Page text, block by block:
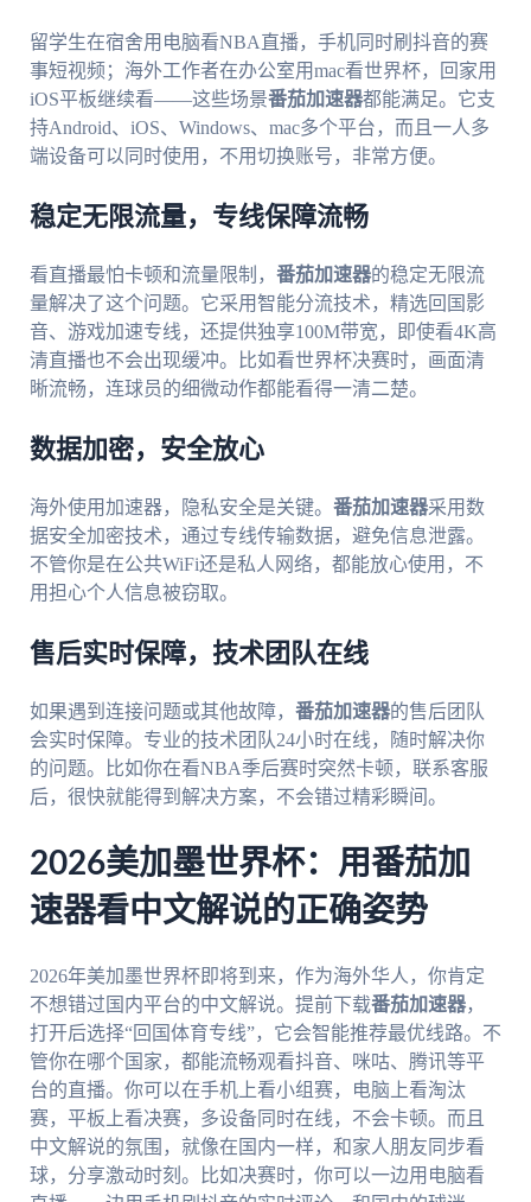
留学生在宿舍用电脑看NBA直播，手机同时刷抖音的赛
事短视频；海外工作者在办公室用mac看世界杯，回家用
iOS平板继续看——这些场景番茄加速器都能满足。它支
持Android、iOS、Windows、mac多个平台，而且一人多
端设备可以同时使用，不用切换账号，非常方便。
稳定无限流量，专线保障流畅
看直播最怕卡顿和流量限制， 番茄加速器的稳定无限流
量解决了这个问题。它采用智能分流技术，精选回国影
音、游戏加速专线，还提供独享100M带宽，即使看4K高
清直播也不会出现缓冲。比如看世界杯决赛时，画面清
晰流畅，连球员的细微动作都能看得一清二楚。
数据加密，安全放心
海外使用加速器，隐私安全是关键。 番茄加速器采用数
据安全加密技术，通过专线传输数据，避免信息泄露。
不管你是在公共WiFi还是私人网络，都能放心使用，不
用担心个人信息被窃取。
售后实时保障，技术团队在线
如果遇到连接问题或其他故障， 番茄加速器的售后团队
会实时保障。专业的技术团队24小时在线，随时解决你
的问题。比如你在看NBA季后赛时突然卡顿，联系客服
后，很快就能得到解决方案，不会错过精彩瞬间。
2026美加墨世界杯：用番茄加
速器看中文解说的正确姿势
2026年美加墨世界杯即将到来，作为海外华人，你肯定
不想错过国内平台的中文解说。提前下载番茄加速器，
打开后选择“回国体育专线”，它会智能推荐最优线路。不
管你在哪个国家，都能流畅观看抖音、咪咕、腾讯等平
台的直播。你可以在手机上看小组赛，电脑上看淘汰
赛，平板上看决赛，多设备同时在线，不会卡顿。而且
中文解说的氛围，就像在国内一样，和家人朋友同步看
球，分享激动时刻。比如决赛时，你可以一边用电脑看